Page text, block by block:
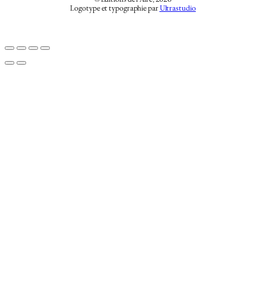
Logotype et typographie par Ultrastudio